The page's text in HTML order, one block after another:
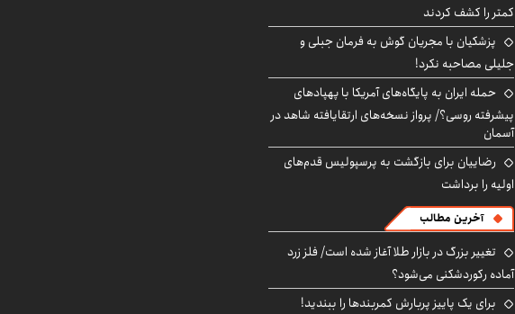
کمتر را کشف کردند
پزشکیان با مجریان گوش به فرمان جبلی و
جلیلی مصاحبه نکرد!
حمله ایران به پایگاه‌های آمریکا با پهپادهای
پیشرفته روسی؟/ پرواز نسخه‌های ارتقایافته شاهد در
آسمان
رضاییان برای بازگشت به پرسپولیس قدم‌های
اولیه را برداشت
آخرین مطالب
تغییر بزرگ در بازار طلا آغاز شده است/ فلز زرد
آماده رکوردشکنی می‌شود؟
برای یک پاییز پربارش کمربندها را ببندید!